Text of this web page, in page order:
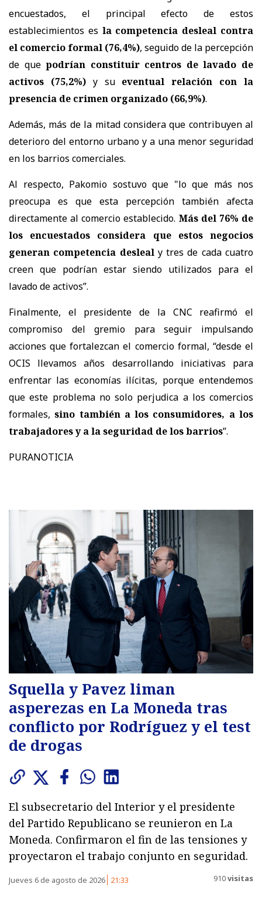
encuestados, el principal efecto de estos
establecimientos es la competencia desleal contra
el comercio formal (76,4%), seguido de la percepción
de quepodrían constituir centros de lavado de
activos (75,2%)y su eventual relación con la
presencia de crimen organizado (66,9%).
Además, más de la mitad considera que contribuyen al
deterioro del entorno urbano y a una menor seguridad
en los barrios comerciales.
Al respecto, Pakomio sostuvo que "lo que más nos
preocupa es que esta percepción también afecta
directamente al comercio establecido. Más del 76% de
los encuestados considera que estos negocios
generan competencia deslealy tres de cada cuatro
creen que podrían estar siendo utilizados para el
lavado de activos”.
Finalmente, el presidente de la CNC reafirmó el
compromiso del gremio para seguir impulsando
acciones que fortalezcan el comercio formal, “desde el
OCIS llevamos años desarrollando iniciativas para
enfrentar las economías ilícitas, porque entendemos
que este problema no solo perjudica a los comercios
formales,sino también a los consumidores, a los
trabajadores y a la seguridad de los barrios”.
PURANOTICIA
Squella y Pavez liman
asperezas en La Moneda tras
conflicto por Rodríguez y el test
de drogas
El subsecretario del Interior y el presidente
del Partido Republicano se reunieron en La
Moneda. Confirmaron el fin de las tensiones y
proyectaron el trabajo conjunto en seguridad.
Jueves 6 de agosto de 2026 21:33 910visitas